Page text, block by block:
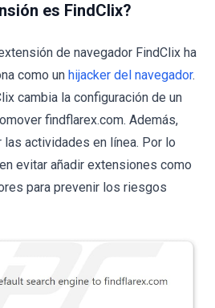
es FindClix?
de navegador FindClix ha
como un hijacker del navegador.
cambia la configuración de un
findflarex.com. Además,
las actividades en línea. Por lo
evitar añadir extensiones como
para prevenir los riesgos